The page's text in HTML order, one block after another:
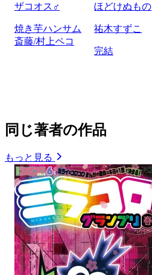
ザコオス♂
焼き芋ハンサム
斎藤/村上ペコ
ほどけぬもの
祐木すずこ
完結
同じ著者の作品
もっと見る